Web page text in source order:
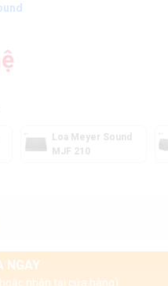
Loa Meyer Sound
MJF 210
NGAY
nhận tại cửa hàng)